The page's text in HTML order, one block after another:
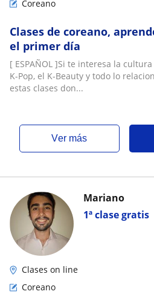
Coreano
Clases de coreano,
el primer día
[ ESPAÑOL ]Si te interesa la
K-Pop, el K-Beauty y todo lo
estas clases don...
ver más
1ª clase gratis
Mariano
Clases on line
Coreano